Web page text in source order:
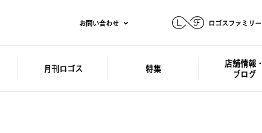
お問い合わせ ロゴスファミリー
月刊ロゴス 特集
店舗情報・
ブログ